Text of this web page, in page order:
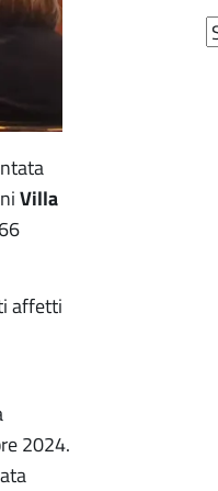
Villa
affetti
2024.